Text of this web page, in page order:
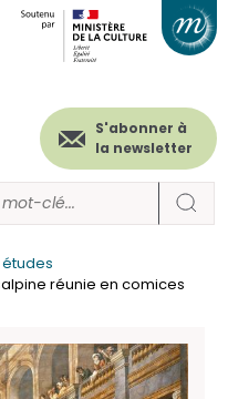
S'abonner à
la newsletter
réunie en comices